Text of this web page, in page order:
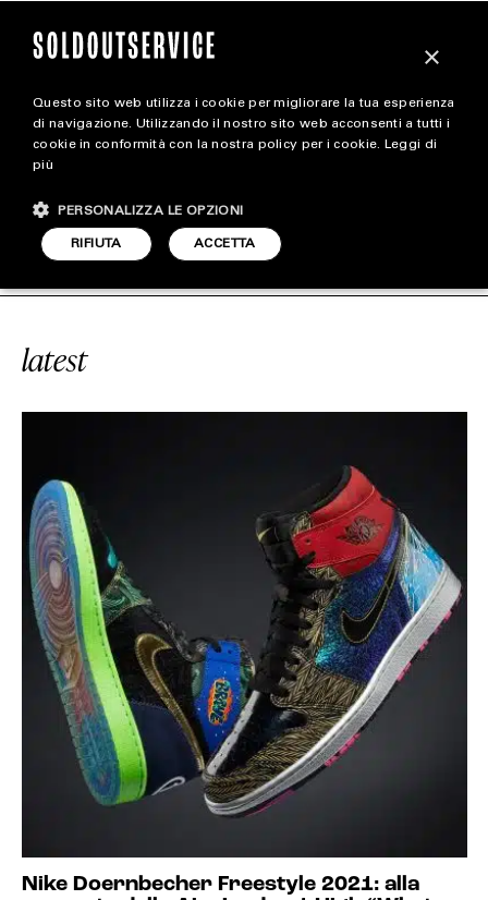
magazine
STYLE
FOOTWEAR
#DOERNBECHER
latest
Nike Doernbecher Freestyle 2021: alla
×
Questo sito web utilizza i cookie per migliorare la tua esperienza
di navigazione. Utilizzando il nostro sito web acconsenti a tutti i
cookie in conformità con la nostra policy per i cookie. Leggi di
più
ACCETTA
RIFIUTA
PERSONALIZZA LE OPZIONI